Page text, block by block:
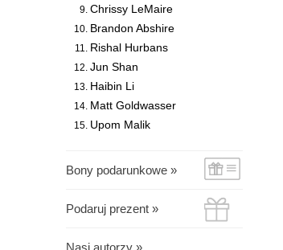
Chrissy LeMaire
Brandon Abshire
Rishal Hurbans
Jun Shan
Haibin Li
Matt Goldwasser
Upom Malik
Bony podarunkowe »
Podaruj prezent »
Nasi autorzy »